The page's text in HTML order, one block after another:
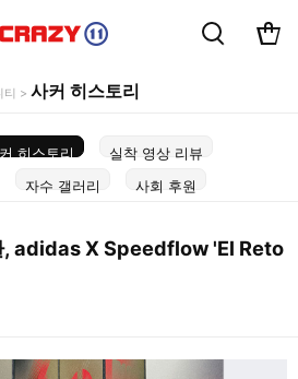
티 > 사커 히스토리
히스토리
실착 영상 리뷰
자수 갤러리 사회 후원
, adidas X Speedflow 'El Reto